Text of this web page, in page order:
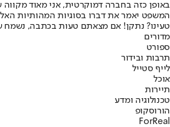
באופן כזה בחברה דמוקרטית, אני מאוד מקווה
המשפט יאמר את דברו בסוגיות המהותיות
טעינו? נתקן! אם מצאתם טעות בכתבה, נשמח
מדורים
ספורט
תרבות ובידור
לייף סטייל
אוכל
תיירות
טכנולוגיה ומדע
הורוסקופ
ForReal